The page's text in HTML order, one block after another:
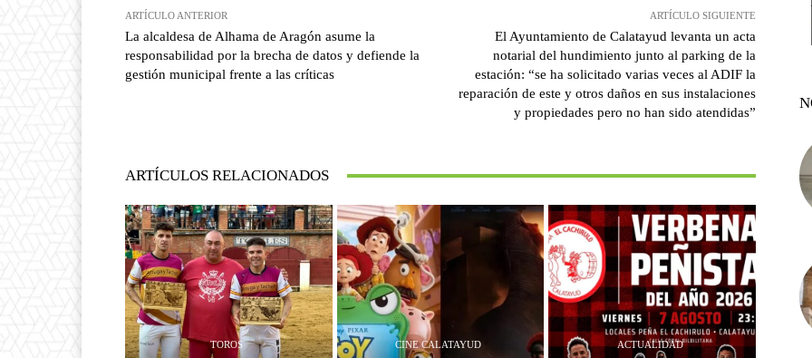
ARTÍCULO ANTERIOR
La alcaldesa de Alhama de Aragón asume la
responsabilidad por la brecha de datos y defiende la
gestión municipal frente a las críticas
ARTÍCULO SIGUIENTE
El Ayuntamiento de Calatayud levanta un acta
notarial del hundimiento junto al parking de la
estación: “se ha solicitado varias veces al ADIF la
reparación de este y otros daños en sus instalaciones
y propiedades pero no han sido atendidas”
ARTÍCULOS RELACIONADOS
TOROS CINE CALATAYUD ACTUALIDAD